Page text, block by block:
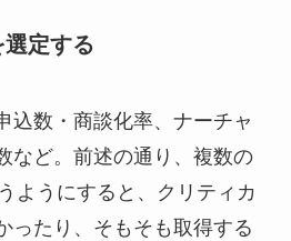
定する
込数・商談化率、ナーチャ
など。前述の通り、複数の
ようにすると、クリティカ
ったり、そもそも取得する